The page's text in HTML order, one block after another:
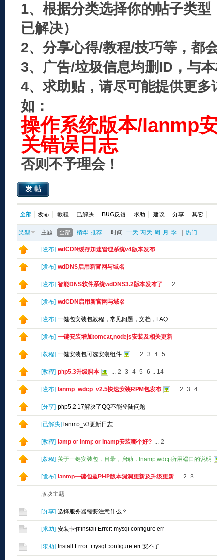
1、根据分类选择你的帖子类
已解决）
2、分享心得/教程/技巧等，都
3、广告/垃圾信息均删ID，与
4、求助贴，请尽可能提供更
如：
操作系统版本/lanmp
关错误日志
否则不予理会！
发帖
全部 发布 教程 已解决 BUG反馈 求助 建议 分享 其它
类型 主题: 全部 精华 推荐 时间: 一天 两天 周 月 季 热门
[发布] wdCDN缓存加速管理系统v4版本发布
[发布] wdDNS启用新官网与域名
[发布] 智能DNS软件系统wdDNS3.2版本发布了 ... 2
[发布] wdCDN启用新官网与域名
[发布] 一健包安装包教程，常见问题，文档，FAQ
[发布] 一键安装增加tomcat,nodejs安装及相关更新
[教程] 一健安装包可选安装组件 ... 2 3 4 5
[教程] php5.3升级脚本 ... 2 3 4 5 6 .. 14
[发布] lanmp_wdcp_v2.5快速安装RPM包发布 ... 2 3 4
[分享] php5.2.17解决了QQ不能登陆问题
[已解决] lanmp_v3更新日志
[教程] lamp or lnmp or lnamp安装哪个好? ... 2
[教程] 关于一键安装包，目录，启动，lnamp,wdcp所用端口的说明
[发布] lanmp一键包题PHP版本漏洞更新及升级更新 ... 2 3
版块主题
[分享] 选择服务器需要注意什么？
[求助] 安装卡住Install Error: mysql configure err
[求助] Install Error: mysql configure err 安不了